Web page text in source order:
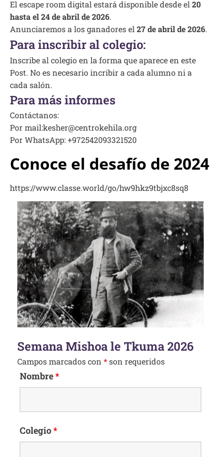
Semana Mishoa le Tkuma 2026
Campos marcados con *son requeridos
Nombre*
Colegio*
El escape room digital estará disponible desde el 20
hasta el 24 de abril de 2026.
Anunciaremos a los ganadores el 27 de abril de 2026.
Para inscribir al colegio:
Inscribe al colegio en la forma que aparece en este
Post. No es necesario incribir a cada alumno ni a
cada salón.
Para más informes
Contáctanos:
Por mail:kesher@centrokehila.org
Por WhatsApp: +972542093321520
Conoce el desafío de 2024
https://www.classe.world/go/hw9hkz9tbjxc8sq8